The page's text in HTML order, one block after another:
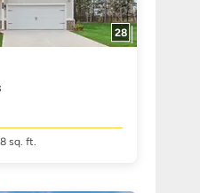
28
sq. ft.